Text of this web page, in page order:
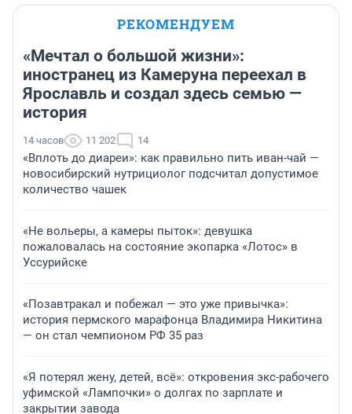
РЕКОМЕНДУЕМ
«Мечтал о большой жизни»:
иностранец из Камеруна переехал в
Ярославль и создал здесь семью —
история
14 часов 11 202 14
«Вплоть до диареи»: как правильно пить иван-чай —
новосибирский нутрициолог подсчитал допустимое
количество чашек
«Не вольеры, а камеры пыток»: девушка
пожаловалась на состояние экопарка «Лотос» в
Уссурийске
«Позавтракал и побежал — это уже привычка»:
история пермского марафонца Владимира Никитина
— он стал чемпионом РФ 35 раз
«Я потерял жену, детей, всё»: откровения экс-рабочего
уфимской «Лампочки» о долгах по зарплате и
закрытии завода